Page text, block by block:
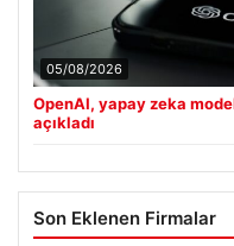
05/08/2026
OpenAI, yapay zeka
açıkladı
Son Eklenen Firmalar